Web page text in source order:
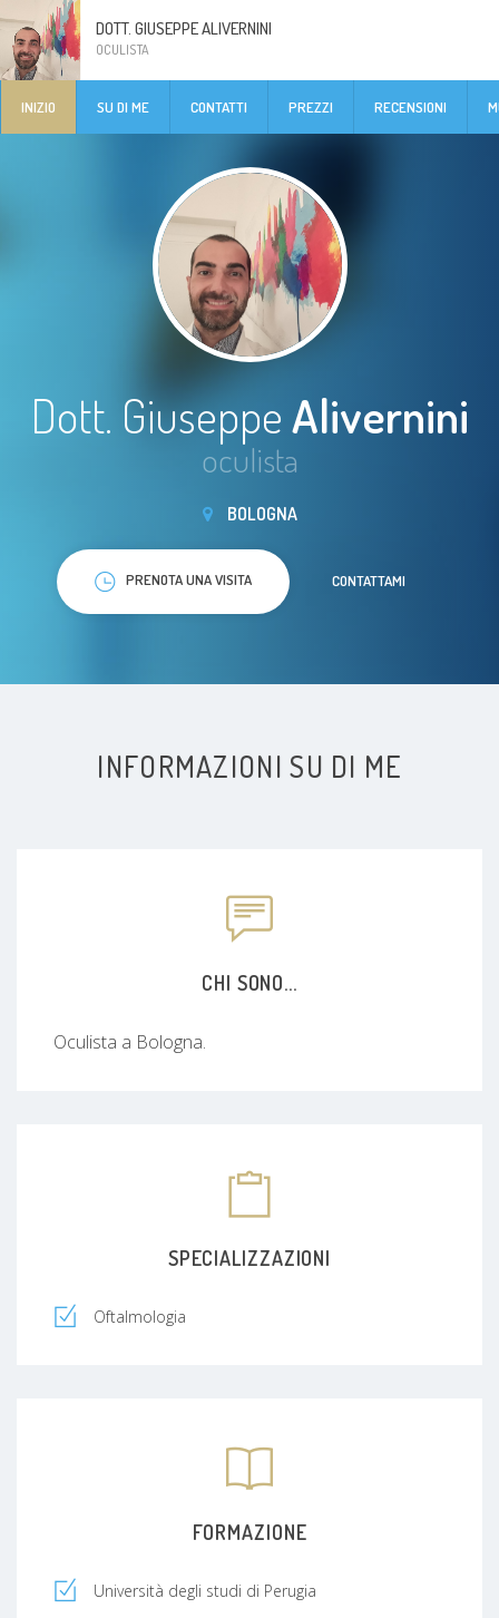
DOTT. GIUSEPPE ALIVERNINI
OCULISTA
INIZIO SU DI ME CONTATTI PREZZI RECENSIONI
Dott. GiuseppeAlivernini
oculista
BOLOGNA
PRENOTA UNA VISITA CONTATTAMI
INFORMAZIONI SU DI ME
CHI SONO...
Oculista a Bologna.
SPECIALIZZAZIONI
Oftalmologia
FORMAZIONE
Università degli studi di Perugia